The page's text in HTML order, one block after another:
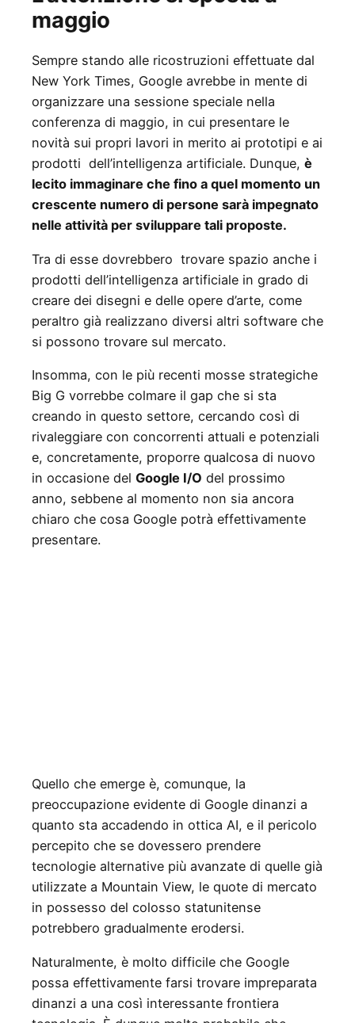
maggio
Sempre stando alle ricostruzioni effettuate dal
New York Times, Google avrebbe in mente di
organizzare una sessione speciale nella
conferenza di maggio, in cui presentare le
novità sui propri lavori in merito ai prototipi e ai
prodotti dell’intelligenza artificiale. Dunque, è
lecito immaginare che fino a quel momento un
crescente numero di persone sarà impegnato
nelle attività per sviluppare tali proposte.
Tra di esse dovrebbero trovare spazio anche i
prodotti dell’intelligenza artificiale in grado di
creare dei disegni e delle opere d’arte, come
peraltro già realizzano diversi altri software che
si possono trovare sul mercato.
Insomma, con le più recenti mosse strategiche
Big G vorrebbe colmare il gap che si sta
creando in questo settore, cercando così di
rivaleggiare con concorrenti attuali e potenziali
e, concretamente, proporre qualcosa di nuovo
in occasione del Google I/O del prossimo
anno, sebbene al momento non sia ancora
chiaro che cosa Google potrà effettivamente
presentare.
Quello che emerge è, comunque, la
preoccupazione evidente di Google dinanzi a
quanto sta accadendo in ottica AI, e il pericolo
percepito che se dovessero prendere
tecnologie alternative più avanzate di quelle già
utilizzate a Mountain View, le quote di mercato
in possesso del colosso statunitense
potrebbero gradualmente erodersi.
Naturalmente, è molto difficile che Google
possa effettivamente farsi trovare impreparata
dinanzi a una così interessante frontiera